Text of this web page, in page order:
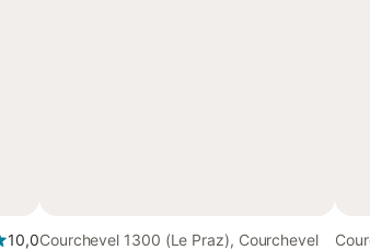
10,0Courchevel 1300 (Le Praz), Courchevel